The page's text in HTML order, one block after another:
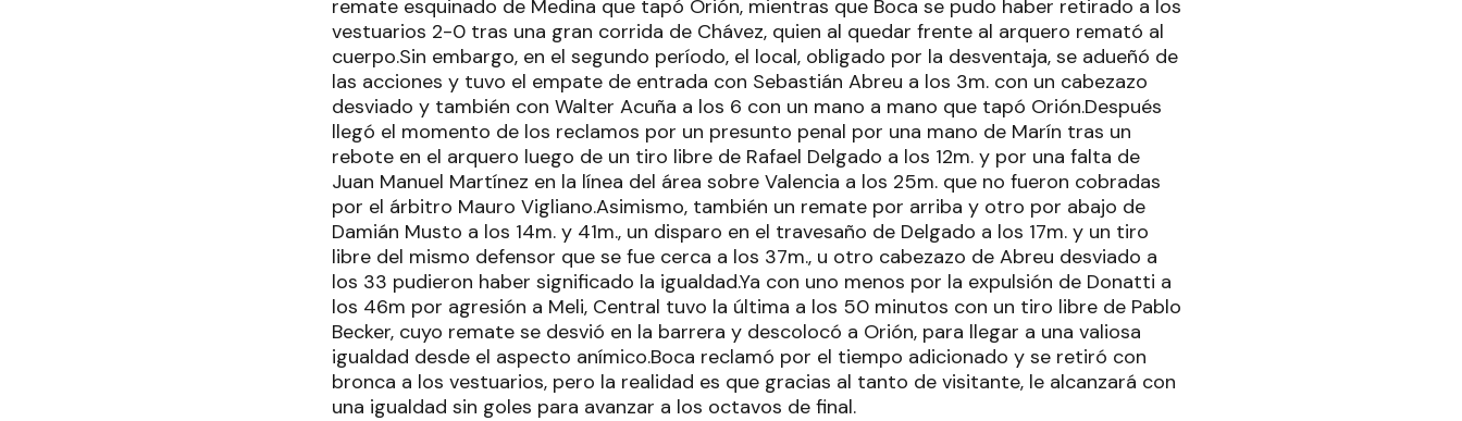
remate esquinado de Medina que tapó Orión, mientras que Boca se pudo haber retirado a los
vestuarios 2-0 tras una gran corrida de Chávez, quien al quedar frente al arquero remató al
cuerpo.Sin embargo, en el segundo período, el local, obligado por la desventaja, se adueñó de
las acciones y tuvo el empate de entrada con Sebastián Abreu a los 3m. con un cabezazo
desviado y también con Walter Acuña a los 6 con un mano a mano que tapó Orión.Después
llegó el momento de los reclamos por un presunto penal por una mano de Marín tras un
rebote en el arquero luego de un tiro libre de Rafael Delgado a los 12m. y por una falta de
Juan Manuel Martínez en la línea del área sobre Valencia a los 25m. que no fueron cobradas
por el árbitro Mauro Vigliano.Asimismo, también un remate por arriba y otro por abajo de
Damián Musto a los 14m. y 41m., un disparo en el travesaño de Delgado a los 17m. y un tiro
libre del mismo defensor que se fue cerca a los 37m., u otro cabezazo de Abreu desviado a
los 33 pudieron haber significado la igualdad.Ya con uno menos por la expulsión de Donatti a
los 46m por agresión a Meli, Central tuvo la última a los 50 minutos con un tiro libre de Pablo
Becker, cuyo remate se desvió en la barrera y descolocó a Orión, para llegar a una valiosa
igualdad desde el aspecto anímico.Boca reclamó por el tiempo adicionado y se retiró con
bronca a los vestuarios, pero la realidad es que gracias al tanto de visitante, le alcanzará con
una igualdad sin goles para avanzar a los octavos de final.